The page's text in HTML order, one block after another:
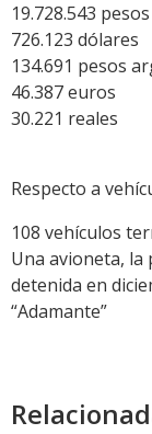
19.728.543
726.123 dólares
134.691 pesos
46.387 euros
30.221 reales
Respecto a
108 vehículos
Una avioneta, la
detenida en
“Adamante”